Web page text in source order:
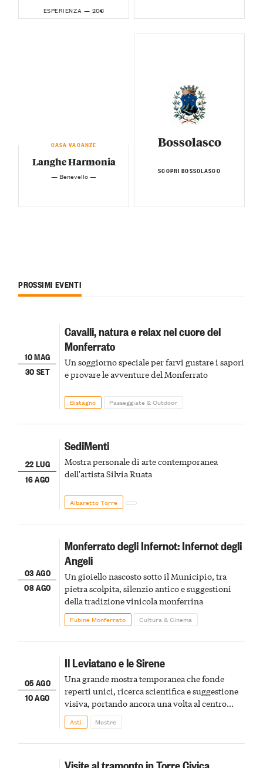
ESPERIENZA — 20€
CASA VACANZE
Langhe Harmonia
— Benevello —
Bossolasco
SCOPRI BOSSOLASCO
PROSSIMI EVENTI
10 MAG
30 SET
Cavalli, natura e relax nel cuore del
Monferrato
Un soggiorno speciale per farvi gustare i sapori
e provare le avventure del Monferrato
Bistagno Passeggiate & Outdoor
22 LUG
16 AGO
SediMenti
Mostra personale di arte contemporanea
dell'artista Silvia Ruata
Albaretto Torre
03 AGO
08 AGO
Monferrato degli Infernot: Infernot degli
Angeli
Un gioiello nascosto sotto il Municipio, tra
pietra scolpita, silenzio antico e suggestioni
della tradizione vinicola monferrina
Fubine Monferrato Cultura & Cinema
05 AGO
10 AGO
Il Leviatano e le Sirene
Una grande mostra temporanea che fonde
reperti unici, ricerca scientifica e suggestione
visiva, portando ancora una volta al centro
della scena le meraviglie del passato astigiano
Asti Mostre